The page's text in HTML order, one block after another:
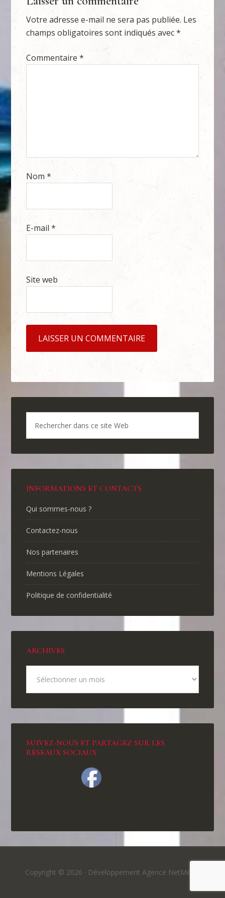
Votre adresse e-mail ne sera pas publiée. Les
champs obligatoires sont indiqués avec*
Commentaire*
Nom*
E-mail*
Site web
INFORMATIONS ET CONTACTS
Qui sommes-nous ?
Contactez-nous
Nos partenaires
Mentions Légales
Politique de confidentialité
ARCHIVES
SUIVEZ-NOUS ET PARTAGEZ SUR LES
RÉSEAUX SOCIAUX
Copyright © 2026 · Développement Agence NetMédia